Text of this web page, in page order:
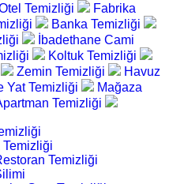
Temizliği
Fabrika
Banka Temizliği
İbadethane Cami
Koltuk Temizliği
Zemin Temizliği
Havuz
Yat Temizliği
Mağaza
Temizliği
Temizliği
Temizliği